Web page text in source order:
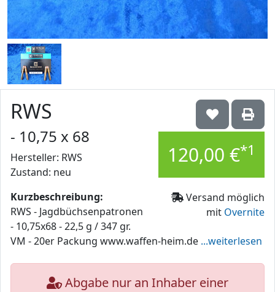
120,00 €*1
Versand möglich
mit Overnite
RWS
- 10,75 x 68
Hersteller: RWS
Zustand: neu
Kurzbeschreibung:
RWS - Jagdbüchsenpatronen
- 10,75x68 - 22,5 g / 347 gr.
VM - 20er Packung www.waffen-heim.de ...weiterlesen
Abgabe nur an Inhaber einer